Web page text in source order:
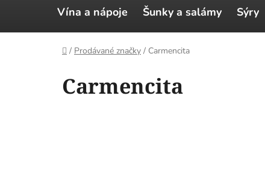
Vína a nápoje Šunky a salámy Sýry
Domů
/ Prodávané značky / Carmencita
Carmencita
V
ý